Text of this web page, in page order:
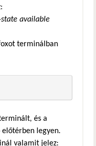
available
terminálban
és a
előtérben legyen.
valamit jelez: